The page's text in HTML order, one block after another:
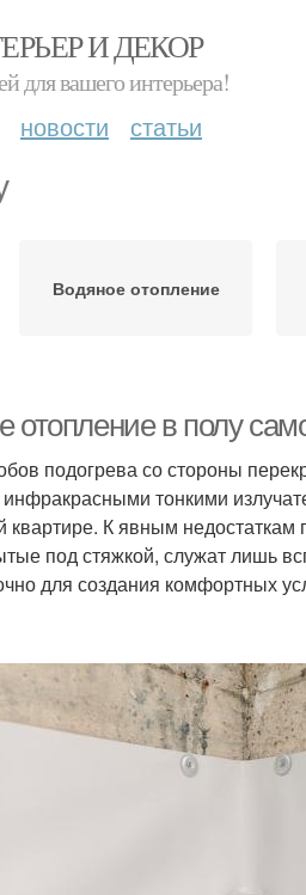
И ДЕКОР
для вашего интерьера!
новости статьи
Водяное отопление
отопление в полу
подогрева со стороны
тонкими
квартире. К явным
под стяжкой, служат лишь
для создания комфортных